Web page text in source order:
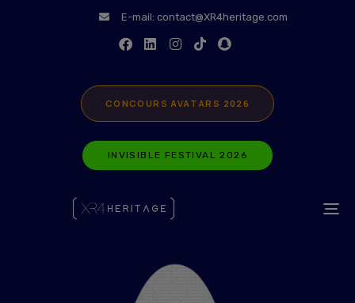
E-mail: contact@XR4heritage.com
CONCOURS AVATARS 2026
INVISIBLE FESTIVAL 2026